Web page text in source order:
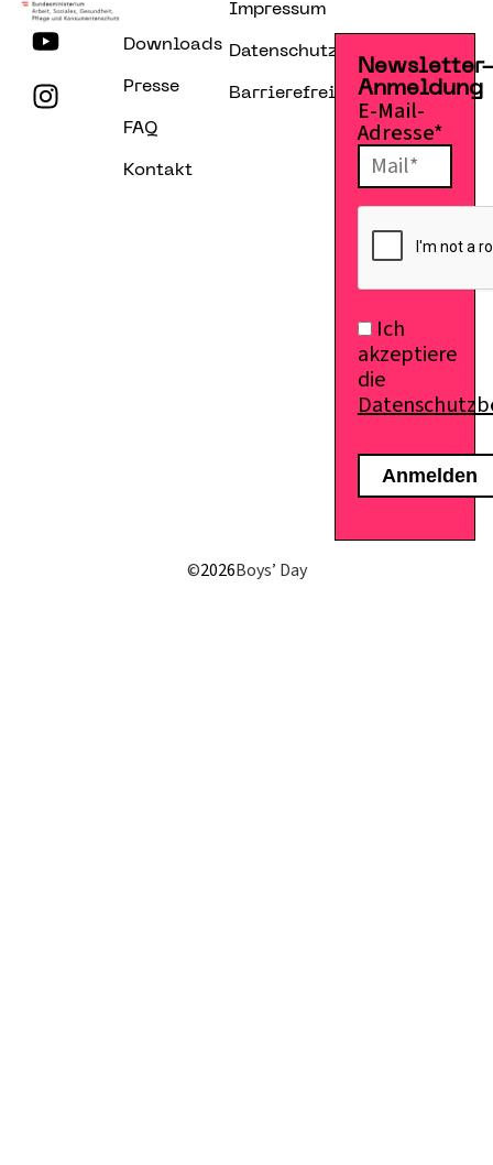
Downloads
Presse
FAQ
Kontakt
Impressum
Datenschutzerklärung
Barrierefreiheitserklärung
Anmeldung
E-Mail-
Adresse*
Ich
akzeptiere
die
©2026Boys’ Day